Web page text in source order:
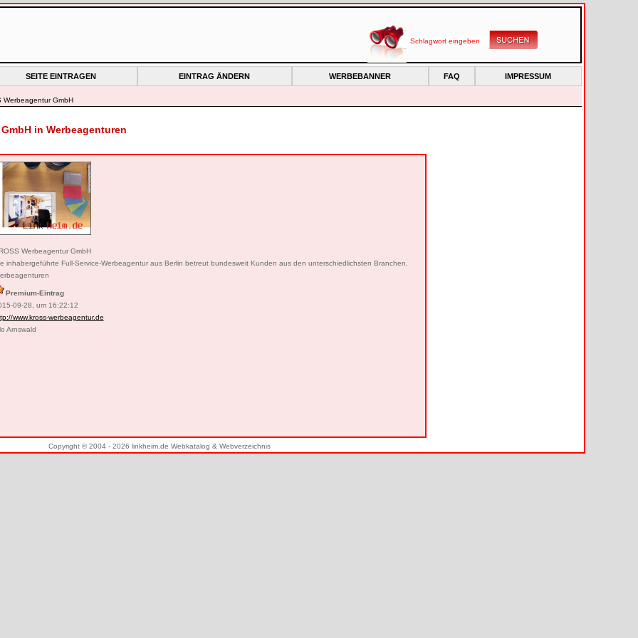
SEITE EINTRAGEN EINTRAG ÄNDERN WERBEBANNER FAQ IMPRESSUM
Werbeagentur GmbH
in Werbeagenturen
Werbeagentur GmbH
inhabergeführte Full-Service-Werbeagentur aus Berlin betreut bundesweit Kunden aus den unterschiedlichsten Branchen.
Premium-Eintrag
09-28, um 16:22:12
www.kross-werbeagentur.de
Arnswald
Copyright © 2004 - 2026 linkheim.de Webkatalog & Webverzeichnis